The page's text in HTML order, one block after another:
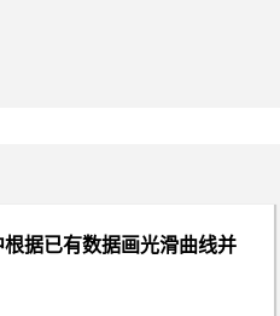
据已有数据画光滑曲线并